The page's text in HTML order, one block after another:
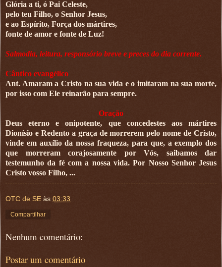
Glória a ti, ó Pai Celeste,
pelo teu Filho, o Senhor Jesus,
e ao Espírito, Força dos mártires,
fonte de amor e fonte de Luz!
Salmodia, leitura, responsório breve e preces do dia corrente.
Cântico evangélico
Ant. Amaram a Cristo na sua vida e o imitaram na sua morte,
por isso com Ele reinarão para sempre.
Oração
Deus eterno e onipotente, que concedestes aos mártires
Dionísio e Redento a graça de morrerem pelo nome de Cristo,
vinde em auxílio da nossa fraqueza, para que, a exemplo dos
que morreram corajosamente por Vós, saibamos dar
testemunho da fé com a nossa vida. Por Nosso Senhor Jesus
Cristo vosso Filho, ...
OTC de SE às 03:33
Compartilhar
Nenhum comentário:
Postar um comentário